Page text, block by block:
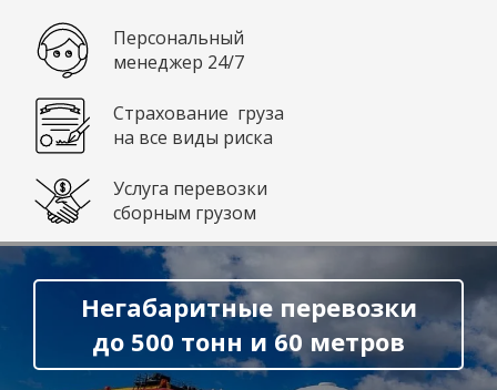
Персональный
менеджер 24/7
Страхование груза
на все виды риска
Услуга перевозки
сборным грузом
Негабаритные перевозки
до 500 тонн и 60 метров